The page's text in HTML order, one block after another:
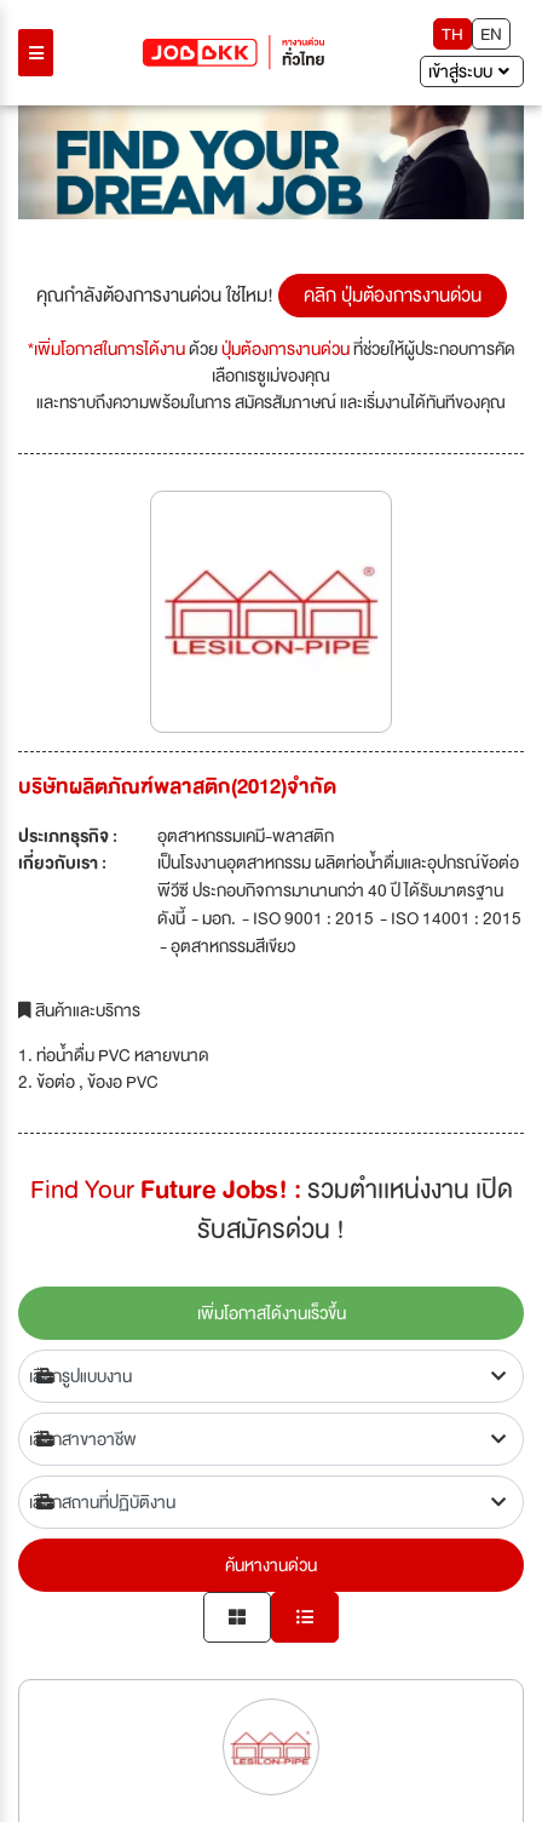
TH
EN
เข้าสู่ระบบ
คุณกำลังต้องการงานด่วน ใช่ไหม! คลิก ปุ่มต้องการงานด่วน
*เพิ่มโอกาสในการได้งานด้วยปุ่มต้องการงานด่วนที่ช่วยให้ผู้ประกอบการคัด
เลือกเรซูเม่ของคุณ
และทราบถึงความพร้อมในการ สมัครสัมภาษณ์ และเริ่มงานได้ทันทีของคุณ
บริษัทผลิตภัณฑ์พลาสติก(2012)จำกัด
ประเภทธุรกิจ :
อุตสาหกรรมเคมี-พลาสติก
เกี่ยวกับเรา :
เป็นโรงงานอุตสาหกรรม ผลิตท่อน้ำดื่มและอุปกรณ์ข้อต่อ
พีวีซี ประกอบกิจการมานานกว่า 40 ปี ได้รับมาตรฐาน
ดังนี้ - มอก. - ISO 9001 : 2015 - ISO 14001 : 2015
- อุตสาหกรรมสีเขียว
สินค้าและบริการ
1. ท่อน้ำดื่ม PVC หลายขนาด
2. ข้อต่อ , ข้องอ PVC
Find YourFuture Jobs! :รวมตำเเหน่งงาน เปิด
รับสมัครด่วน !
เพิ่มโอกาสได้งานเร็วขึ้น
ค้นหางานด่วน